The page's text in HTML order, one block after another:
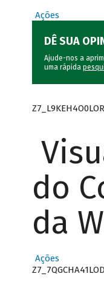
Ações
DÊ SUA
Ajude-nos a
uma rápida
do
da
Ações